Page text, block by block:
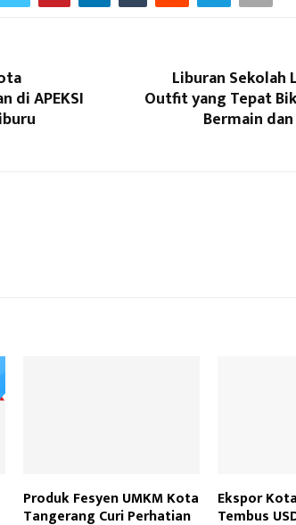
di APEKSI
Liburan Sekolah
Outfit yang Tepat
Bermain
Produk Fesyen UMKM Kota
Tangerang Curi Perhatian
Ekspor
Tembus